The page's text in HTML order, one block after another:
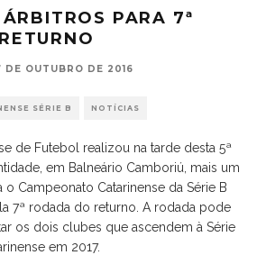
PARA 7ª
DE OUTUBRO DE 2016
SÉRIE B NOTÍCIAS
de Futebol realizou na tarde desta 5ª
em Balneário Camboriú, mais um
Campeonato Catarinense da Série B
7ª rodada do returno. A rodada pode
os dois clubes que ascendem à Série
em 2017.